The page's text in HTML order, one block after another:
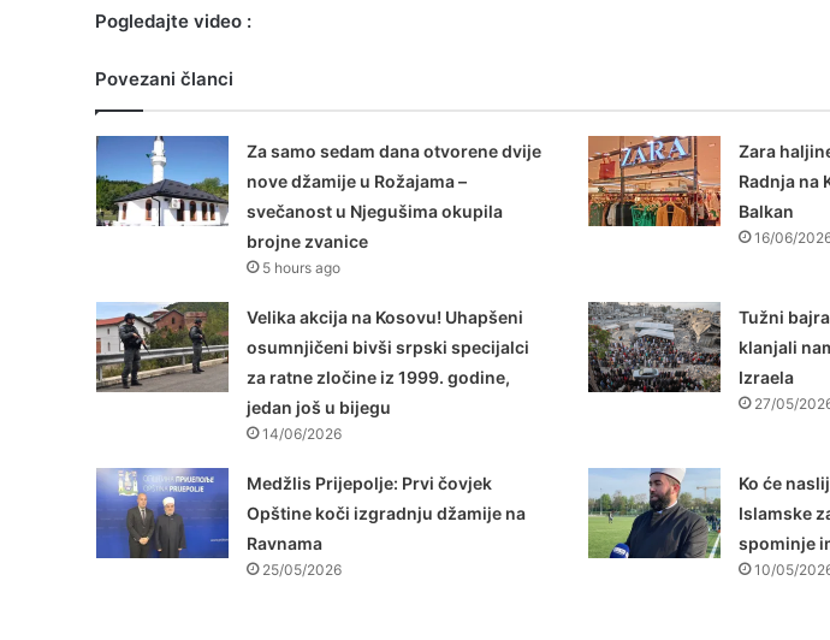
Pogledajte video :
Povezani članci
Za samo sedam dana otvorene dvije
nove džamije u Rožajama –
svečanost u Njegušima okupila
brojne zvanice
5 hours ago
Zara
Radnja na
Balkan
16/06/
Velika akcija na Kosovu! Uhapšeni
osumnjičeni bivši srpski specijalci
za ratne zločine iz 1999. godine,
jedan još u bijegu
14/06/2026
Tužni
klanjali
Izraela
27/05/
Medžlis Prijepolje: Prvi čovjek
Opštine koči izgradnju džamije na
Ravnama
25/05/2026
Ko će
Islamske
spominje
10/05/